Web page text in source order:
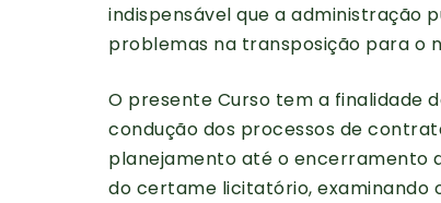
indispensável que a administração
problemas na transposição para o
O presente Curso tem a finalidade
condução dos processos de
planejamento até o encerramento
do certame licitatório, examinando